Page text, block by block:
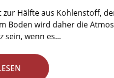
zur Hälfte aus Kohlenstoff,
Boden wird daher die
sein, wenn es...